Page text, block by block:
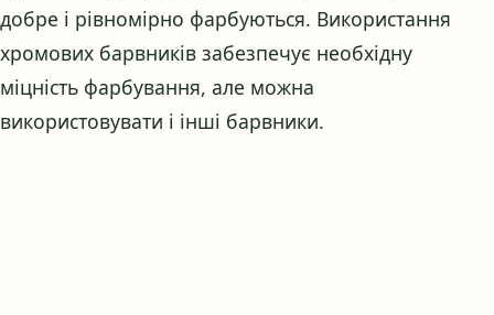
добре і рівномірно фарбуються. Використання
хромових барвників забезпечує необхідну
міцність фарбування, але можна
використовувати і інші барвники.